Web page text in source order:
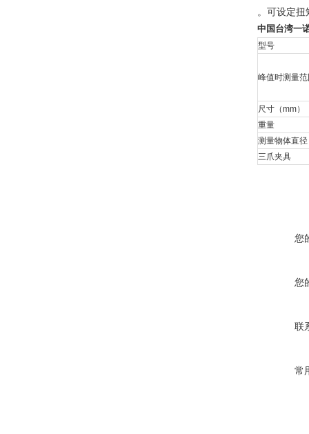
。可设定
中国台湾一
型号
峰值时测量范
尺寸（mm）
重量
测量物体直径
三爪夹具
您
您
联
常